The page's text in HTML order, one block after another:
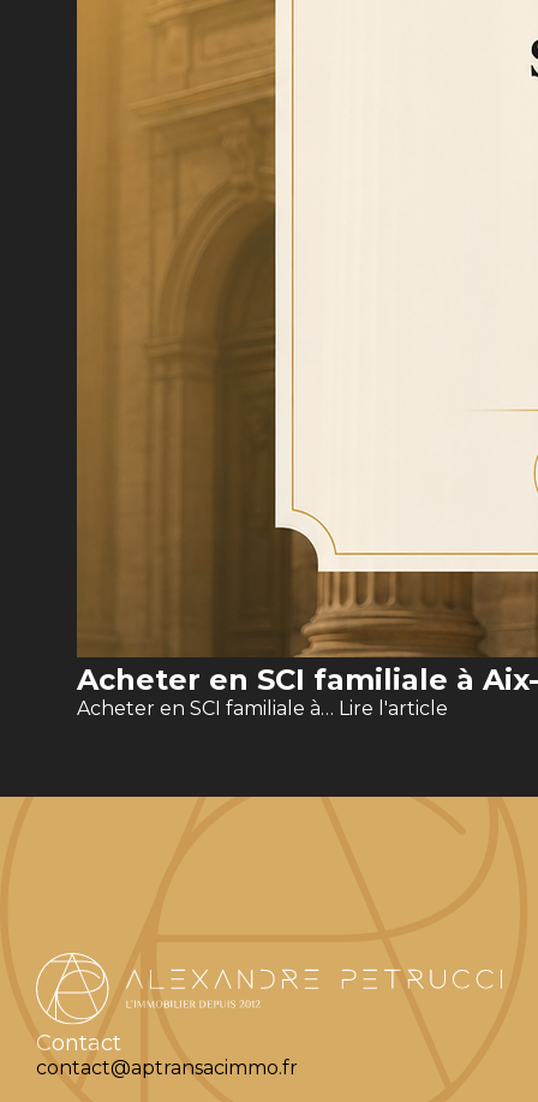
Acheter en SCI familiale à
Acheter en SCI familiale à… Lire l'article
Contact
contact@aptransacimmo.fr